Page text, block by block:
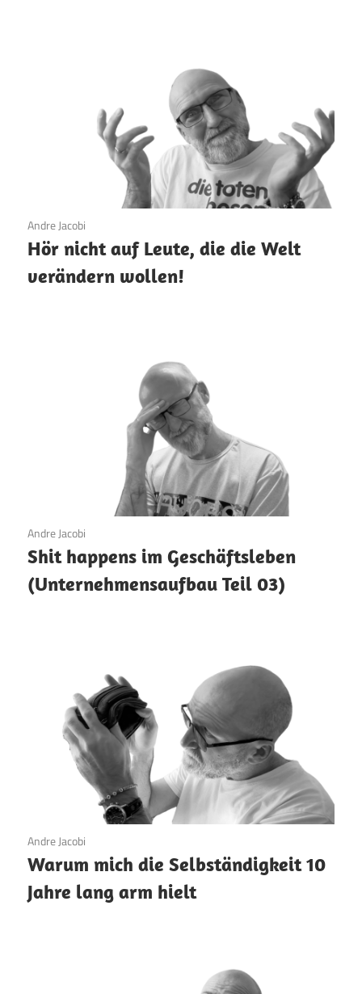
19. März 2026
Andre Jacobi
Hör nicht auf Leute, die die Welt
verändern wollen!
9. März 2026
Andre Jacobi
Shit happens im Geschäftsleben
(Unternehmensaufbau Teil 03)
5. März 2026
Andre Jacobi
Warum mich die Selbständigkeit 10
Jahre lang arm hielt